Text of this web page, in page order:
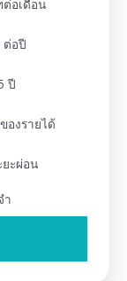
อเดือน
ต่อปี
ปี
องรายได้
ะผ่อน
ำ